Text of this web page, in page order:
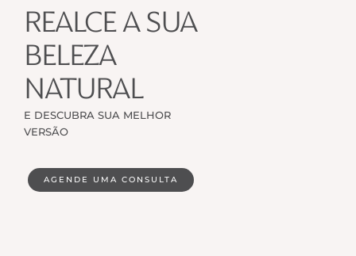
REALCE A SUA
BELEZA
NATURAL
E DESCUBRA SUA MELHOR
VERSÃO
AGENDE UMA CONSULTA